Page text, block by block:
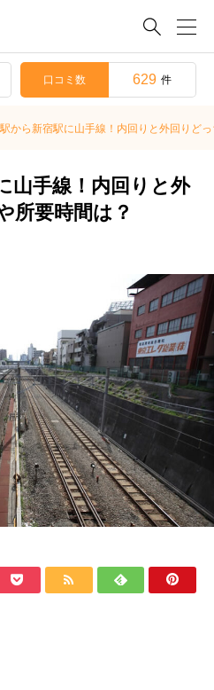

口コミ数 629 件
から新宿駅に山手線！内回りと外回りど
山手線！内回りと外
所要時間は？
   